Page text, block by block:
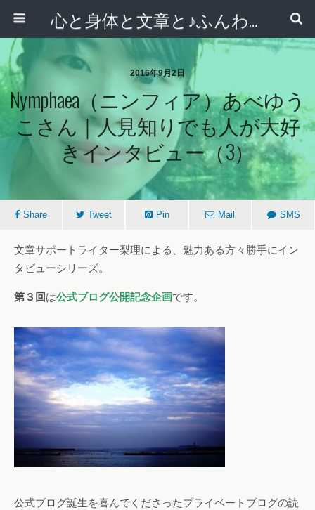
心と身体と文章と♪ふんわりシンプルライフ講座 【西宮・宝塚】
2016年9月2日
Nymphaea（ニンフィア）あべゆう
こさん｜人見知りでも人が大好
きインタビュー（3）
Share Tweet Pin Mail SMS
文章サポートライター梨理による、魅力ある方々勝手にイン
タビューシリーズ。
第３回は公式ブログ公開記念企画です。
公式ブログ誕生を喜んでくださったプライベートブログの読